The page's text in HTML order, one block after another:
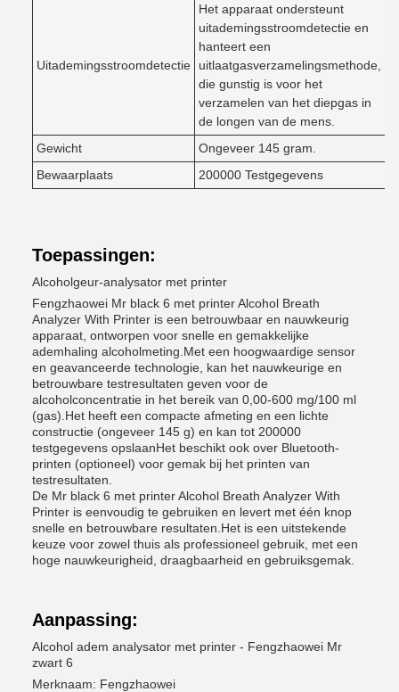
Uitademingsstroomdetectie
Het apparaat ondersteunt
uitademingsstroomdetectie en
hanteert een
uitlaatgasverzamelingsmethode,
die gunstig is voor het
verzamelen van het diepgas in
de longen van de mens.
Gewicht
Ongeveer 145 gram.
Bewaarplaats
200000 Testgegevens
Toepassingen:
Alcoholgeur-analysator met printer
Fengzhaowei Mr black 6 met printer Alcohol Breath
Analyzer With Printer is een betrouwbaar en nauwkeurig
apparaat, ontworpen voor snelle en gemakkelijke
ademhaling alcoholmeting.Met een hoogwaardige sensor
en geavanceerde technologie, kan het nauwkeurige en
betrouwbare testresultaten geven voor de
alcoholconcentratie in het bereik van 0,00-600 mg/100 ml
(gas).Het heeft een compacte afmeting en een lichte
constructie (ongeveer 145 g) en kan tot 200000
testgegevens opslaanHet beschikt ook over Bluetooth-
printen (optioneel) voor gemak bij het printen van
testresultaten.
De Mr black 6 met printer Alcohol Breath Analyzer With
Printer is eenvoudig te gebruiken en levert met één knop
snelle en betrouwbare resultaten.Het is een uitstekende
keuze voor zowel thuis als professioneel gebruik, met een
hoge nauwkeurigheid, draagbaarheid en gebruiksgemak.
Aanpassing:
Alcohol adem analysator met printer - Fengzhaowei Mr
zwart 6
Merknaam: Fengzhaowei